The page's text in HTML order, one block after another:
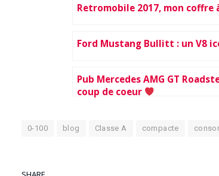
Retromobile 2017, mon coffre
Ford Mustang Bullitt : un V8
Pub Mercedes AMG GT
coup de coeur
0-100 blog Classe A compacte